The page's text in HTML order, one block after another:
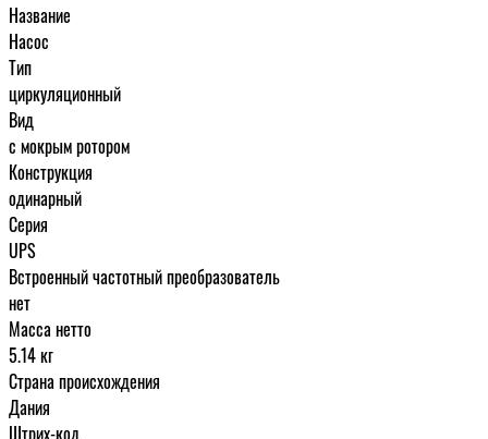
Название
Насос
Тип
циркуляционный
Вид
с мокрым ротором
Конструкция
одинарный
Серия
UPS
Встроенный частотный преобразователь
нет
Масса нетто
5.14 кг
Страна происхождения
Дания
Штрих-код